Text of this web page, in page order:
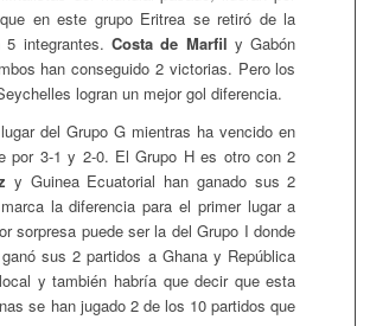
en este grupo Eritrea se retiró de la
integrantes. Costa de Marfil y Gabón
han conseguido 2 victorias. Pero los
logran un mejor gol diferencia.
del Grupo G mientras ha vencido en
por 3-1 y 2-0. El Grupo H es otro con 2
y Guinea Ecuatorial han ganado sus 2
la diferencia para el primer lugar a
sorpresa puede ser la del Grupo I donde
sus 2 partidos a Ghana y República
y también habría que decir que esta
se han jugado 2 de los 10 partidos que